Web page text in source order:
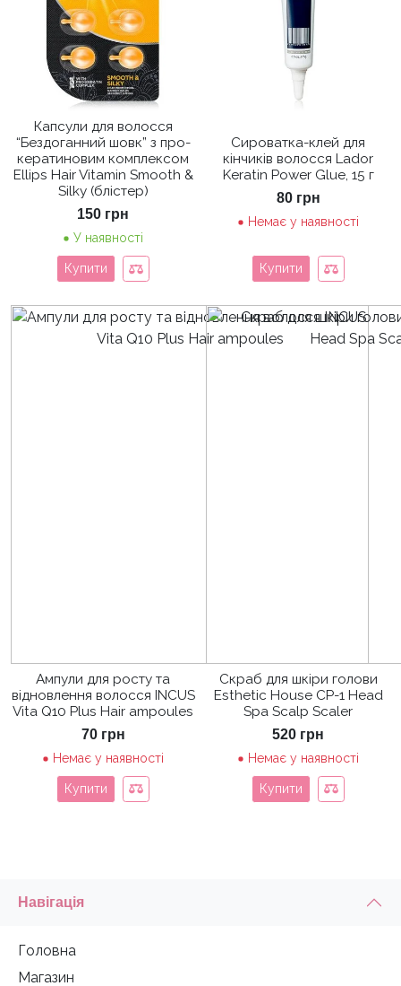
Капсули для волосся
“Бездоганний шовк” з про-
кератиновим комплексом
Ellips Hair Vitamin Smooth &
Silky (блістер)
150 грн
У наявності
Купити
Сироватка-клей для
кінчиків волосся Lador
Keratin Power Glue, 15 г
80 грн
Немає у наявності
Купити
Ампули для росту та
відновлення волосся INCUS
Vita Q10 Plus Hair ampoules
70 грн
Немає у наявності
Купити
Скраб для шкіри голови
Esthetic House CP-1 Head
Spa Scalp Scaler
520 грн
Немає у наявності
Купити
Навігація
Головна
Магазин